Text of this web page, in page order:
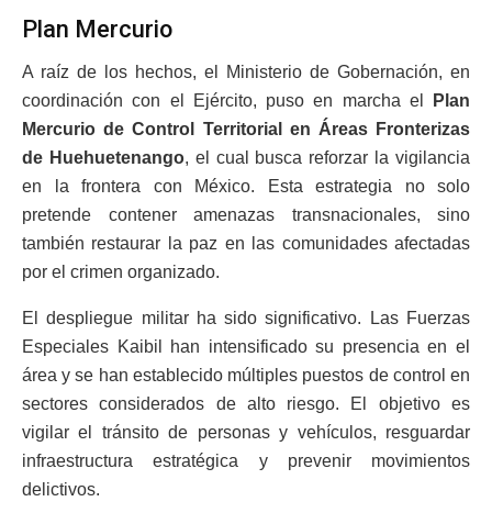
Plan Mercurio
A raíz de los hechos, el Ministerio de Gobernación, en
coordinación con el Ejército, puso en marcha el
Plan
Mercurio de Control Territorial en Áreas Fronterizas
de Huehuetenango, el cual busca reforzar la vigilancia
en la frontera con México. Esta estrategia no solo
pretende contener amenazas transnacionales, sino
también restaurar la paz en las comunidades afectadas
por el crimen organizado.
El despliegue militar ha sido significativo. Las Fuerzas
Especiales Kaibil han intensificado su presencia en el
área y se han establecido múltiples puestos de control en
sectores considerados de alto riesgo. El objetivo es
vigilar el tránsito de personas y vehículos, resguardar
infraestructura estratégica y prevenir movimientos
delictivos.